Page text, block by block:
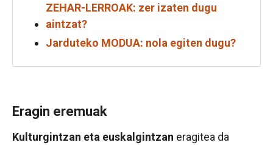
ZEHAR-LERROAK: zer izaten dugu
aintzat?
Jarduteko MODUA: nola egiten dugu?
Eragin eremuak
Kulturgintzan eta euskalgintzan eragitea da